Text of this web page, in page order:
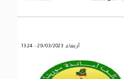
أربعاء, 29/03/2023 - 13:24